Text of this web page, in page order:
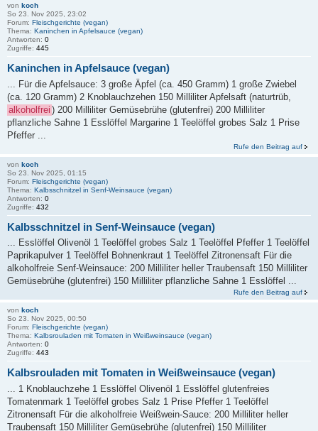
von koch
So 23. Nov 2025, 23:02
Forum: Fleischgerichte (vegan)
Thema: Kaninchen in Apfelsauce (vegan)
Antworten: 0
Zugriffe: 445
Kaninchen in Apfelsauce (vegan)
... Für die Apfelsauce: 3 große Äpfel (ca. 450 Gramm) 1 große Zwiebel
(ca. 120 Gramm) 2 Knoblauchzehen 150 Milliliter Apfelsaft (naturtrüb,
alkoholfrei ) 200 Milliliter Gemüsebrühe (glutenfrei) 200 Milliliter
pflanzliche Sahne 1 Esslöffel Margarine 1 Teelöffel grobes Salz 1 Prise
Pfeffer ...
Rufe den Beitrag auf
von koch
So 23. Nov 2025, 01:15
Forum: Fleischgerichte (vegan)
Thema: Kalbsschnitzel in Senf-Weinsauce (vegan)
Antworten: 0
Zugriffe: 432
Kalbsschnitzel in Senf-Weinsauce (vegan)
... Esslöffel Olivenöl 1 Teelöffel grobes Salz 1 Teelöffel Pfeffer 1 Teelöffel
Paprikapulver 1 Teelöffel Bohnenkraut 1 Teelöffel Zitronensaft Für die
alkoholfreie Senf-Weinsauce: 200 Milliliter heller Traubensaft 150 Milliliter
Gemüsebrühe (glutenfrei) 150 Milliliter pflanzliche Sahne 1 Esslöffel ...
Rufe den Beitrag auf
von koch
So 23. Nov 2025, 00:50
Forum: Fleischgerichte (vegan)
Thema: Kalbsrouladen mit Tomaten in Weißweinsauce (vegan)
Antworten: 0
Zugriffe: 443
Kalbsrouladen mit Tomaten in Weißweinsauce (vegan)
... 1 Knoblauchzehe 1 Esslöffel Olivenöl 1 Esslöffel glutenfreies
Tomatenmark 1 Teelöffel grobes Salz 1 Prise Pfeffer 1 Teelöffel
Zitronensaft Für die alkoholfreie Weißwein-Sauce: 200 Milliliter heller
Traubensaft 150 Milliliter Gemüsebrühe (glutenfrei) 150 Milliliter